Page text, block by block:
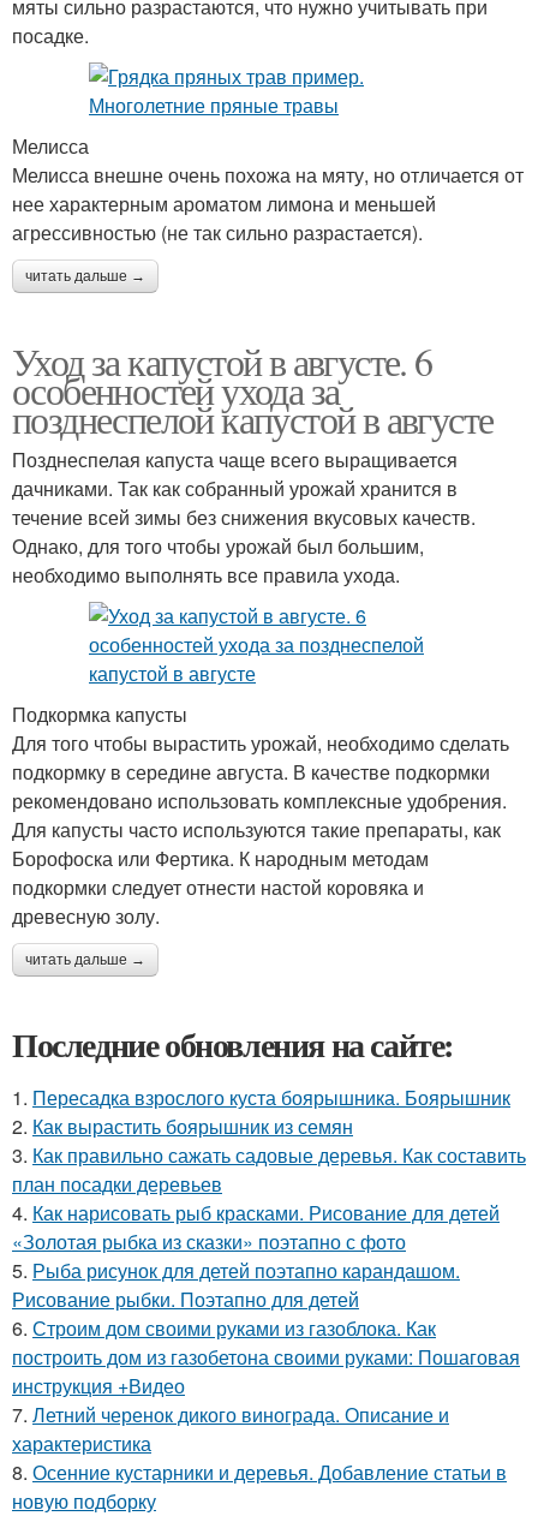
мяты сильно разрастаются, что нужно учитывать при
посадке.
Мелисса
Мелисса внешне очень похожа на мяту, но отличается от
нее характерным ароматом лимона и меньшей
агрессивностью (не так сильно разрастается).
читать дальше →
Уход за капустой в августе. 6
особенностей ухода за
позднеспелой капустой в августе
Позднеспелая капуста чаще всего выращивается
дачниками. Так как собранный урожай хранится в
течение всей зимы без снижения вкусовых качеств.
Однако, для того чтобы урожай был большим,
необходимо выполнять все правила ухода.
Подкормка капусты
Для того чтобы вырастить урожай, необходимо сделать
подкормку в середине августа. В качестве подкормки
рекомендовано использовать комплексные удобрения.
Для капусты часто используются такие препараты, как
Борофоска или Фертика. К народным методам
подкормки следует отнести настой коровяка и
древесную золу.
читать дальше →
Последние обновления на сайте:
1. Пересадка взрослого куста боярышника. Боярышник
2. Как вырастить боярышник из семян
3. Как правильно сажать садовые деревья. Как составить
план посадки деревьев
4. Как нарисовать рыб красками. Рисование для детей
«Золотая рыбка из сказки» поэтапно с фото
5. Рыба рисунок для детей поэтапно карандашом.
Рисование рыбки. Поэтапно для детей
6. Строим дом своими руками из газоблока. Как
построить дом из газобетона своими руками: Пошаговая
инструкция +Видео
7. Летний черенок дикого винограда. Описание и
характеристика
8. Осенние кустарники и деревья. Добавление статьи в
новую подборку